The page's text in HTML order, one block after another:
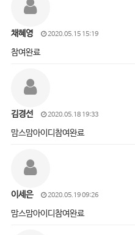
채혜영 2020.05.15 15:19
참여완료
김경선 2020.05.18 19:33
맘스맘아이디참여완료
이세은 2020.05.19 09:26
맘스맘아이디참여완료